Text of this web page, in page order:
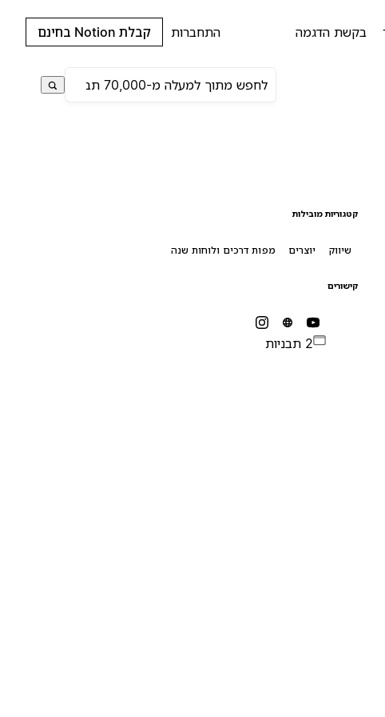
בקשת הדגמה התחברות קבלת Notion בחינם
קטגוריות מובילות
שיווק יוצרים מפות דרכים ולוחות שנה
קישורים
2 תבניות